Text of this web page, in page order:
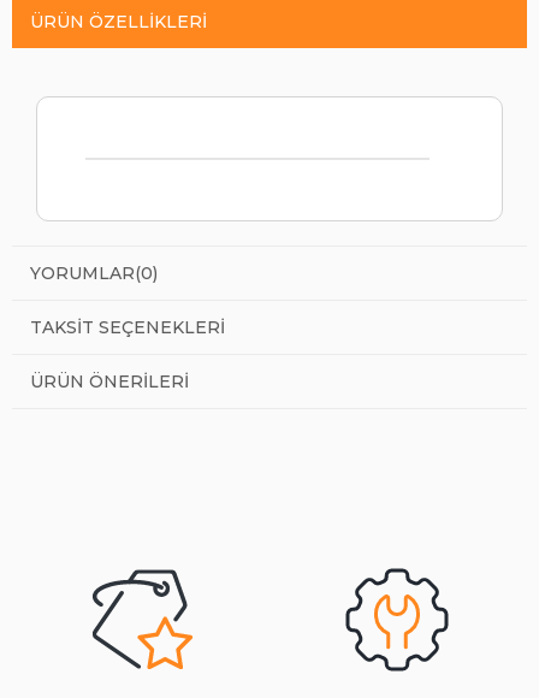
ÜRÜN ÖZELLIKLERI
YORUMLAR(0)
TAKSIT SEÇENEKLERI
ÜRÜN ÖNERILERI